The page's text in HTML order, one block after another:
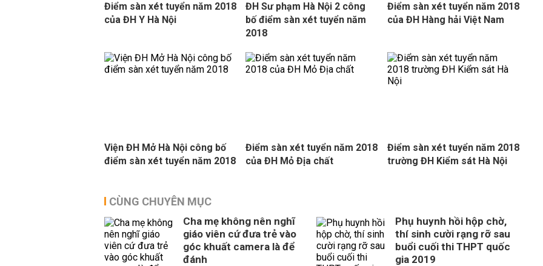
Điểm sàn xét tuyển năm 2018
của ĐH Y Hà Nội
ĐH Sư phạm Hà Nội 2 công
bố điểm sàn xét tuyển năm
2018
Điểm sàn xét tuyển năm 2018
của ĐH Hàng hải Việt Nam
Viện ĐH Mở Hà Nội công bố
điểm sàn xét tuyển năm 2018
Điểm sàn xét tuyển năm 2018
của ĐH Mỏ Địa chất
Điểm sàn xét tuyển năm 2018
trường ĐH Kiểm sát Hà Nội
CÙNG CHUYÊN MỤC
Cha mẹ không nên nghĩ
giáo viên cứ đưa trẻ vào
góc khuất camera là để
đánh
Phụ huynh hồi hộp chờ,
thí sinh cười rạng rỡ sau
buổi cuối thi THPT quốc
gia 2019